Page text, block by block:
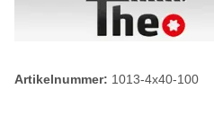
Artikelnummer: 1013-4x40-100